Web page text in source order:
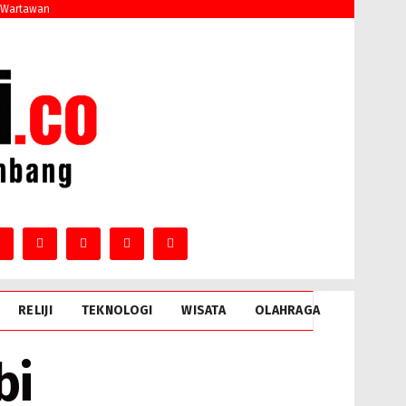
RELIJI TEKNOLOGI WISATA OLAHRAGA